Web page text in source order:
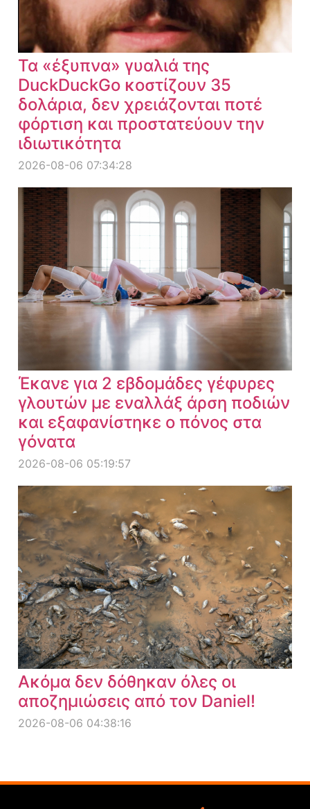
Τα «έξυπνα» γυαλιά της
DuckDuckGo κοστίζουν 35
δολάρια, δεν χρειάζονται ποτέ
φόρτιση και προστατεύουν την
ιδιωτικότητα
2026-08-06 07:34:28
Έκανε για 2 εβδομάδες γέφυρες
γλουτών με εναλλάξ άρση ποδιών
και εξαφανίστηκε ο πόνος στα
γόνατα
2026-08-06 05:19:57
Ακόμα δεν δόθηκαν όλες οι
αποζημιώσεις από τον Daniel!
2026-08-06 04:38:16